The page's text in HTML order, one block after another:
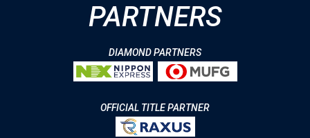
PARTNERS
DIAMOND PARTNERS
OFFICIAL TITLE PARTNER